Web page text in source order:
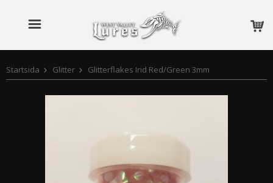
Startsida Glitter Glitterflakes Irid Red/Green 3mm